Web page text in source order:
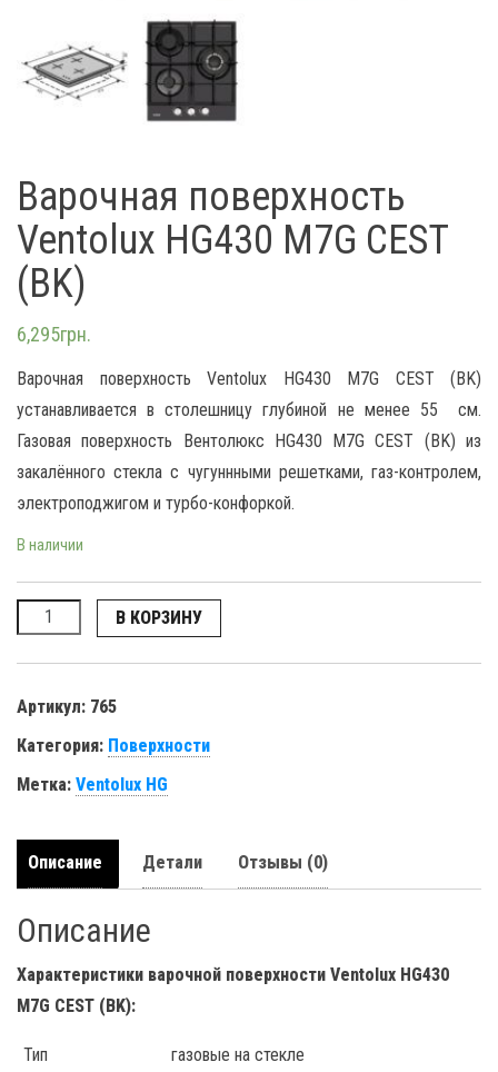
Варочная поверхность
Ventolux HG430 M7G CEST
(BK)
6,295грн.
Варочная поверхность Ventolux HG430 M7G CEST (BK)
устанавливается в столешницу глубиной не менее 55 см.
Газовая поверхность Вентолюкс HG430 M7G CEST (BK) из
закалённого стекла с чугуннными решетками, газ-контролем,
электроподжигом и турбо-конфоркой.
В наличии
Количество В КОРЗИНУ
Артикул: 765
Категория: Поверхности
Метка: Ventolux HG
Описание Детали Отзывы (0)
Описание
Характеристики варочной поверхности Ventolux HG430
M7G CEST (BK):
Тип газовые на стекле